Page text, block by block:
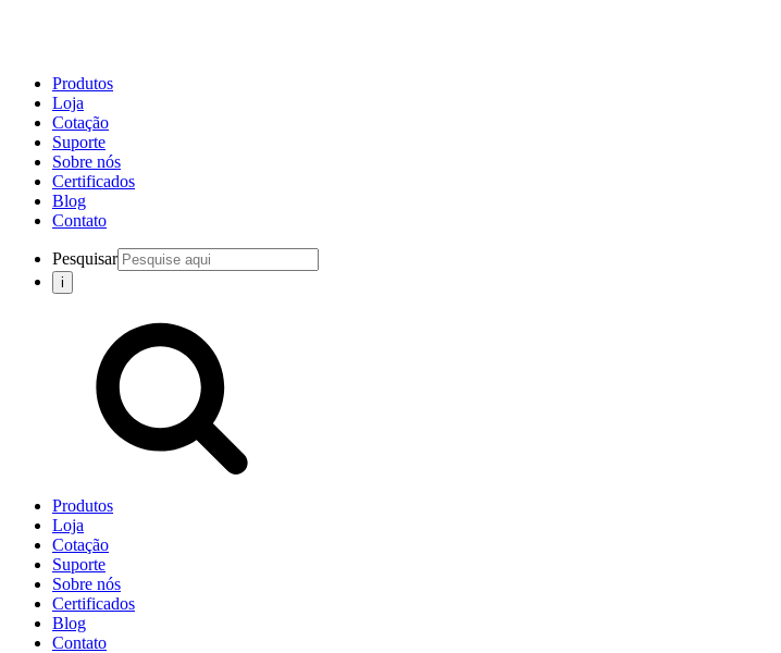
Produtos
Loja
Cotação
Suporte
Sobre nós
Certificados
Blog
Contato
Pesquisar
Produtos
Loja
Cotação
Suporte
Sobre nós
Certificados
Blog
Contato